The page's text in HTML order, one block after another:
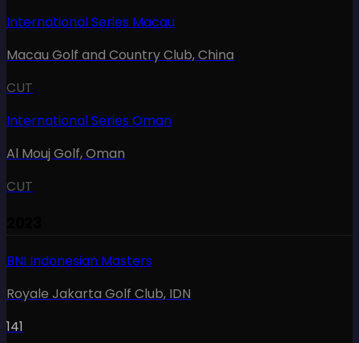
International Series Macau
Macau Golf and Country Club,China
CUT
International Series Oman
Al Mouj Golf,Oman
CUT
BNI Indonesian Masters
Royale Jakarta Golf Club, IDN
141